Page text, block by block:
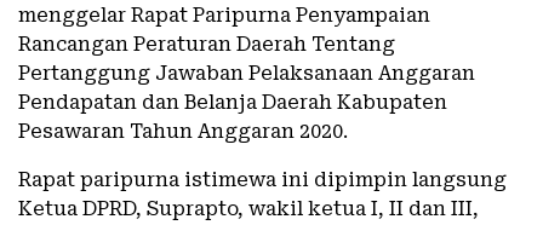
menggelar Rapat Paripurna Penyampaian
Rancangan Peraturan Daerah Tentang
Pertanggung Jawaban Pelaksanaan Anggaran
Pendapatan dan Belanja Daerah Kabupaten
Pesawaran Tahun Anggaran 2020.
Rapat paripurna istimewa ini dipimpin langsung
Ketua DPRD, Suprapto, wakil ketua I, II dan III,